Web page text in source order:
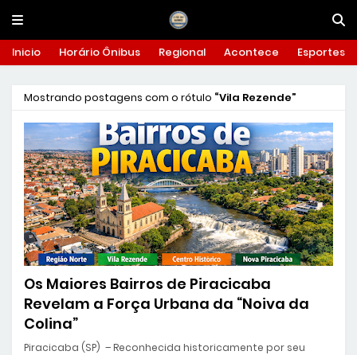
Inicio Horário Ônibus Regional Acontece Esportes
Mostrando postagens com o rótulo Vila Rezende
Os Maiores Bairros de Piracicaba
Revelam a Força Urbana da “Noiva da
Colina”
Piracicaba (SP) – Reconhecida historicamente por seu